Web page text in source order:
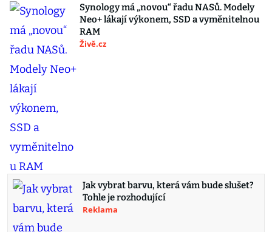
Synology má „novou“ řadu NASů. Modely
Neo+ lákají výkonem, SSD a vyměnitelnou
RAM
Živě.cz
Jak vybrat barvu, která vám bude slušet?
Tohle je rozhodující
Reklama